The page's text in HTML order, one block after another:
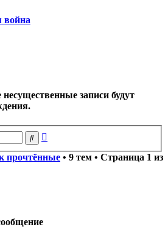
война
записи будут
Поиск
прочтённые • 9 тем • Страница 1 из